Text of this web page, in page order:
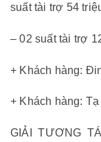
suất tài trợ 54
– 02 suất tài trợ
+ Khách hàng:
+ Khách hàng:
GIẢI TƯƠNG